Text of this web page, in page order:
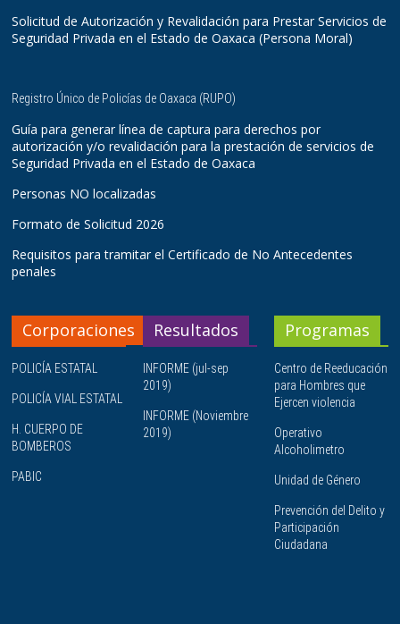
Solicitud de Autorización y Revalidación para Prestar Servicios de
Seguridad Privada en el Estado de Oaxaca (Persona Moral)
Registro Único de Policías de Oaxaca (RUPO)
Guía para generar línea de captura para derechos por
autorización y/o revalidación para la prestación de servicios de
Seguridad Privada en el Estado de Oaxaca
Personas NO localizadas
Formato de Solicitud 2026
Requisitos para tramitar el Certificado de No Antecedentes
penales
Corporaciones
POLICÍA ESTATAL
POLICÍA VIAL ESTATAL
H. CUERPO DE
BOMBEROS
PABIC
Resultados
INFORME (jul-sep
2019)
INFORME (Noviembre
2019)
Programas
Centro de Reeducación
para Hombres que
Ejercen violencia
Operativo
Alcoholimetro
Unidad de Género
Prevención del Delito y
Participación
Ciudadana